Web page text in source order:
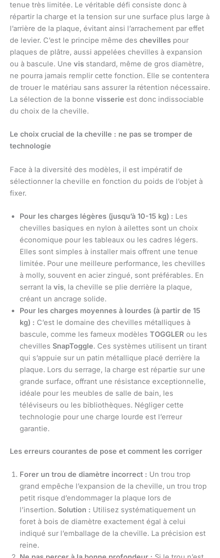
tenue très limitée. Le véritable défi consiste donc à
répartir la charge et la tension sur une surface plus large à
l’arrière de la plaque, évitant ainsi l’arrachement par effet
de levier. C’est le principe même des chevilles pour
plaques de plâtre, aussi appelées chevilles à expansion
ou à bascule. Une vis standard, même de gros diamètre,
ne pourra jamais remplir cette fonction. Elle se contentera
de trouer le matériau sans assurer la rétention nécessaire.
La sélection de la bonne visserie est donc indissociable
du choix de la cheville.
Le choix crucial de la cheville : ne pas se tromper de
technologie
Face à la diversité des modèles, il est impératif de
sélectionner la cheville en fonction du poids de l’objet à
fixer.
Pour les charges légères (jusqu’à 10-15 kg) : Les
chevilles basiques en nylon à ailettes sont un choix
économique pour les tableaux ou les cadres légers.
Elles sont simples à installer mais offrent une tenue
limitée. Pour une meilleure performance, les chevilles
à molly, souvent en acier zingué, sont préférables. En
serrant la vis, la cheville se plie derrière la plaque,
créant un ancrage solide.
Pour les charges moyennes à lourdes (à partir de 15
kg) : C’est le domaine des chevilles métalliques à
bascule, comme les fameux modèles TOGGLER ou les
chevilles SnapToggle. Ces systèmes utilisent un tirant
qui s’appuie sur un patin métallique placé derrière la
plaque. Lors du serrage, la charge est répartie sur une
grande surface, offrant une résistance exceptionnelle,
idéale pour les meubles de salle de bain, les
téléviseurs ou les bibliothèques. Négliger cette
technologie pour une charge lourde est l’erreur
garantie.
Les erreurs courantes de pose et comment les corriger
Forer un trou de diamètre incorrect : Un trou trop
grand empêche l’expansion de la cheville, un trou trop
petit risque d’endommager la plaque lors de
l’insertion. Solution : Utilisez systématiquement un
foret à bois de diamètre exactement égal à celui
indiqué sur l’emballage de la cheville. La précision est
reine.